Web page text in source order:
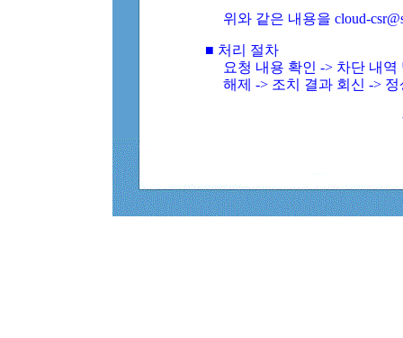
위와 같은 내용을 cloud-
■ 처리 절차
요청 내용 확인 -> 차단 내
해제 -> 조치 결과 회신 ->